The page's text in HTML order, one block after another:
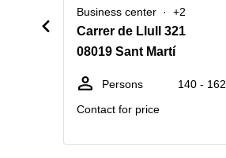
Business center +2
Carrer de Llull 321
08019 Sant Martí
Persons
140 - 162
Contact for price